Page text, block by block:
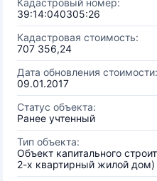
Кадастровый номер:
39:14:040305:26
Кадастровая стоимость:
707 356,24
Дата обновления стоимости:
09.01.2017
Статус объекта:
Ранее учтенный
Тип объекта:
Объект капитального
2-х квартирный жилой дом)